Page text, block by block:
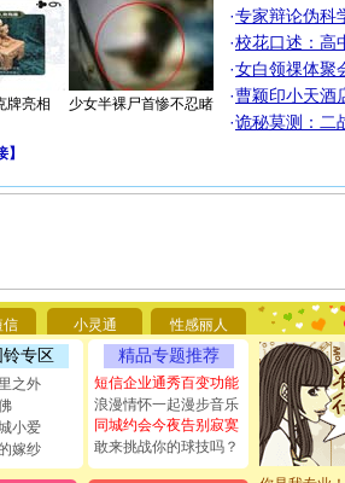
牌亮相 少女半裸尸首惨不忍睹
·专家辩论伪科
·校花口述：高
·女白领祼体聚
·曹颖印小天酒
·诡秘莫测：二
】
信 小灵通 性感丽人
铃专区
之外
小爱
嫁纱
精品专题推荐
短信企业通秀百变功能
浪漫情怀一起漫步音乐
同城约会今夜告别寂寞
敢来挑战你的球技吗？
你太多，只
要平安！千
[圣诞节]不只
能正大光明
都要快乐噢!
[圣诞节]奉上
如意,快乐,鲜
[元旦]看到
断电。爱你